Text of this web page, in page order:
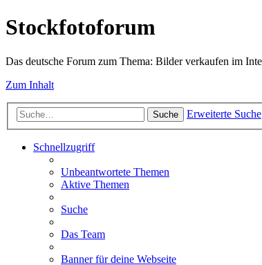
Stockfotoforum
Das deutsche Forum zum Thema: Bilder verkaufen im
Zum Inhalt
Suche Erweiterte Suche
Schnellzugriff
Unbeantwortete Themen
Aktive Themen
Suche
Das Team
Banner für deine Webseite